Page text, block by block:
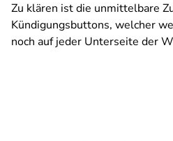
Zu klären ist die unmittelbare
Kündigungsbuttons, welcher
noch auf jeder Unterseite der